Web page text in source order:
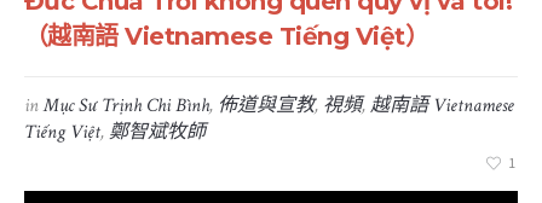
（越南語 Vietnamese Tiếng Việt）
inMục Sư Trịnh Chi Bình, 佈道與宣教, 視頻,越南語 Vietnamese
Tiếng Việt,鄭智斌牧師
1